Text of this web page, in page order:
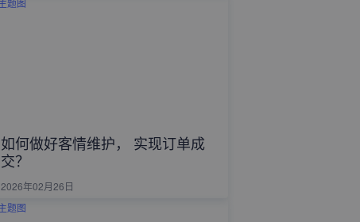
如何做好客情维护， 实现订单成
交？
2026年02月26日